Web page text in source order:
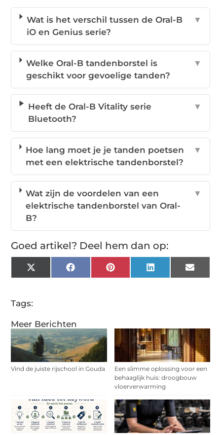
Meer Berichten
Vind de juiste rijschool in Gouda
Een slimme oplossing voor een
behaaglijk huis: droogbouw
vloerverwarming
Wat is het verschil tussen de Oral-B
iO en Genius serie?
▼
Welke Oral-B tandenborstel is
geschikt voor gevoelige tanden?
▼
Heeft de Oral-B Vitality serie
Bluetooth?
▼
Hoe lang moet je je tanden poetsen
met een elektrische tandenborstel?
▼
Wat zijn de voordelen van een
elektrische tandenborstel van Oral-
B?
▼
Goed artikel? Deel hem dan op:
X
(Twitter)
FacebookPinterestLinkedInEmail
Tags: